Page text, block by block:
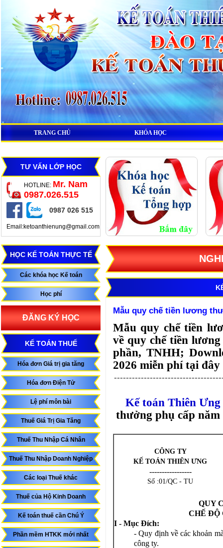
TRANG CHỦ KHÓA HỌC
TƯ VẤN LỚP HỌC
HOTLINE: Mr. Nam
0987.026.515
0987 026 515
Email:ketoanthienung@gmail.com
HỌC KẾ TOÁN THỰC TẾ
Các khóa học Kế toán
Học phí
ĐĂNG KÝ HỌC
KẾ TOÁN THUẾ
Hóa đơn Giá trị gia tăng
Hóa đơn Điện Tử
Lệ phí môn bài
Thuế Giá Trị Gia Tăng
Thuế Thu Nhập Cá Nhân
Thuế Thu Nhập Doanh Nghiệp
Các loại Thuế khác
Thuế của Hộ Kinh Doanh
Kế toán thuế cần Chú Ý
Phần mềm HTKK mới nhất
Mẫu quy chế tiền lương
Mẫu quy chế tiền
về quy chế tiền
phần, TNHH;
2026 miễn phí tại đây
Kế toán Thiên Ưng
thưởng phụ cấp năm
CÔNG TY
KẾ TOÁN THIÊN ƯNG
-----------------
Số :01/QC - TU
QUY
CHẾ ĐỘ
I - Mục Đích:
- Quy định về các khoản
công ty.